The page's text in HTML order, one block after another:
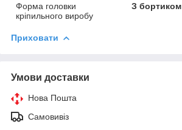
Форма головки
кріпильного виробу
З бортиком
Приховати
Умови доставки
Нова Пошта
Самовивіз